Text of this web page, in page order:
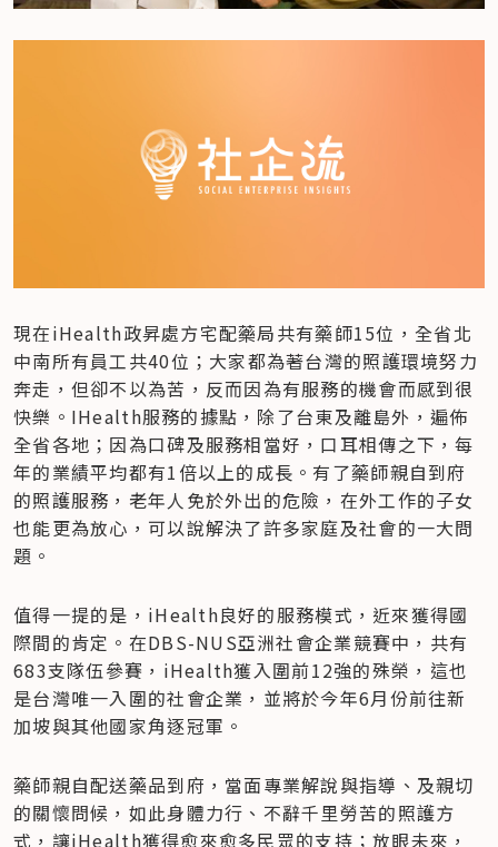
現在iHealth政昇處方宅配藥局共有藥師15位，全省北
中南所有員工共40位；大家都為著台灣的照護環境努力
奔走，但卻不以為苦，反而因為有服務的機會而感到很
快樂。IHealth服務的據點，除了台東及離島外，遍佈
全省各地；因為口碑及服務相當好，口耳相傳之下，每
年的業績平均都有1倍以上的成長。有了藥師親自到府
的照護服務，老年人免於外出的危險，在外工作的子女
也能更為放心，可以說解決了許多家庭及社會的一大問
題。
值得一提的是，iHealth良好的服務模式，近來獲得國
際間的肯定。在DBS-NUS亞洲社會企業競賽中，共有
683支隊伍參賽，iHealth獲入圍前12強的殊榮，這也
是台灣唯一入圍的社會企業，並將於今年6月份前往新
加坡與其他國家角逐冠軍。
藥師親自配送藥品到府，當面專業解說與指導、及親切
的關懷問候，如此身體力行、不辭千里勞苦的照護方
式，讓iHealth獲得愈來愈多民眾的支持；放眼未來，